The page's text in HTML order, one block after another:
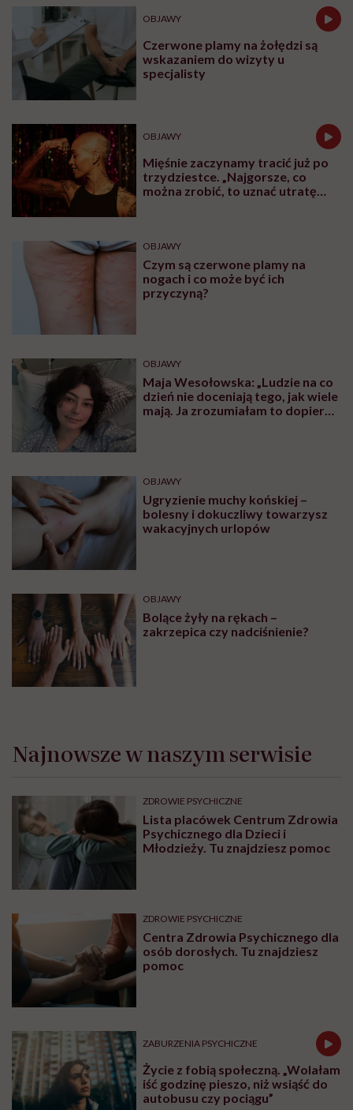
Najpopularniejsze
Jagoda choruje na alzheimera o
wczesnym początku. „Zostało mi
10, może 11 wakacji, a kolejnych
nie będę już świadoma”
OBJAWY
Przypadkowo nagrał swój atak
serca. „To najstraszniejsza rzecz,
jaka mi się przydarzyła”
OBJAWY
Czerwone plamy na żołędzi są
wskazaniem do wizyty u
specjalisty
OBJAWY
Mięśnie zaczynamy tracić już po
trzydziestce. „Najgorsze, co
można zrobić, to uznać utratę
Czym są czerwone plamy na
nogach i co może być ich
przyczyną?
dzień nie doceniają tego, jak wiele
mają. Ja zrozumiałam to dopiero,
gdy obudziłam się bez nogi”
OBJAWY
Ugryzienie muchy końskiej –
bolesny i dokuczliwy towarzysz
OBJAWY
Bolące żyły na rękach –
zakrzepica czy nadciśnienie?
Najnowsze w naszym serwisie